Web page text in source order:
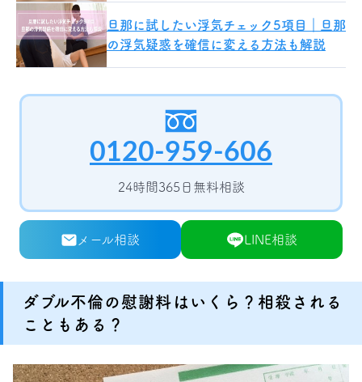
旦那に試したい浮気チェック5項目｜旦那
の浮気疑惑を確信に変える方法も解説
0120-959-606
24時間365日無料相談
メール相談 LINE相談
ダブル不倫の慰謝料はいくら？相殺される
こともある？